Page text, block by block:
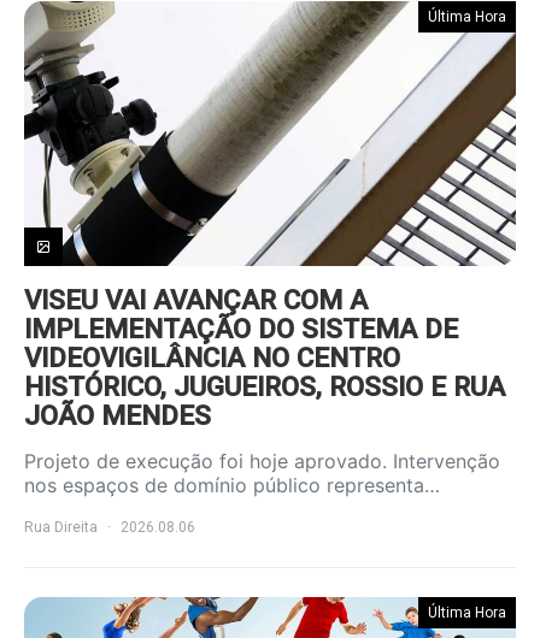
Última Hora
VISEU VAI AVANÇAR COM A
IMPLEMENTAÇÃO DO SISTEMA DE
VIDEOVIGILÂNCIA NO CENTRO
HISTÓRICO, JUGUEIROS, ROSSIO E RUA
JOÃO MENDES
Projeto de execução foi hoje aprovado. Intervenção
nos espaços de domínio público representa…
Rua Direita 2026.08.06
Última Hora